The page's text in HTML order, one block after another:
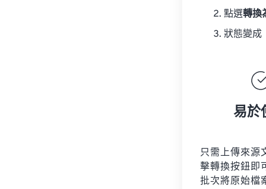
點選轉換
狀態變成
易於
只需上傳來源
擊轉換按鈕即
批次將原始檔